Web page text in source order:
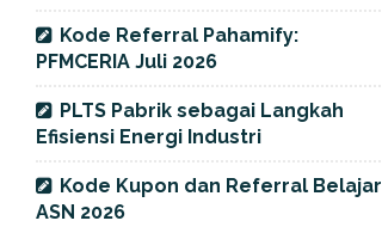
Kode Referral Pahamify:
PFMCERIA Juli 2026
PLTS Pabrik sebagai Langkah
Efisiensi Energi Industri
Kode Kupon dan Referral Belajar
ASN 2026